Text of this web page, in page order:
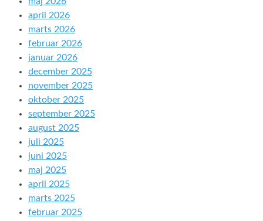
april 2026
marts 2026
februar 2026
januar 2026
december 2025
november 2025
oktober 2025
september 2025
august 2025
juli 2025
juni 2025
maj 2025
april 2025
marts 2025
februar 2025